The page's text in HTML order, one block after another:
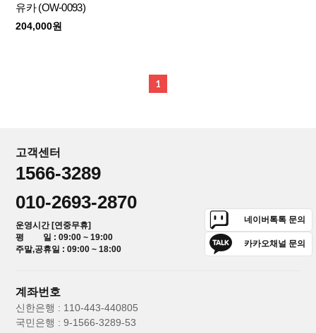
유카 (OW-0093)
204,000원
1
고객센터
1566-3289
010-2693-2870
운영시간 [연중무휴]
평 일 : 09:00 ~ 19:00
주말,공휴일 : 09:00 ~ 18:00
네이버톡톡 문의
카카오채널 문의
계좌번호
신한은행 : 110-443-440805
국민은행 : 9-1566-3289-53